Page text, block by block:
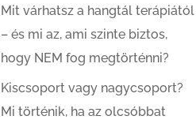
Mit várhatsz a hangtál terápiától
– és mi az, ami szinte biztos,
hogy NEM fog megtörténni?
Kiscsoport vagy nagycsoport?
Mi történik, ha az olcsóbbat